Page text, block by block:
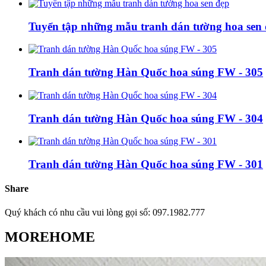
Tuyển tập những mẫu tranh dán tường hoa sen
Tranh dán tường Hàn Quốc hoa súng FW - 305
Tranh dán tường Hàn Quốc hoa súng FW - 304
Tranh dán tường Hàn Quốc hoa súng FW - 301
Share
Quý khách có nhu cầu vui lòng gọi số: 097.1982.777
MOREHOME